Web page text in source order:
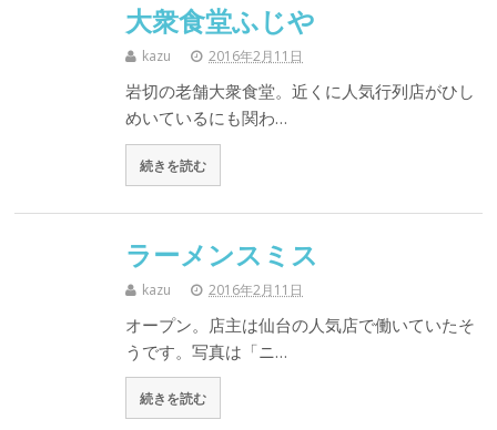
大衆食堂ふじや
kazu 2016年2月11日
岩切の老舗大衆食堂。近くに人気行列店がひし
めいているにも関わ…
続きを読む
ラーメンスミス
kazu 2016年2月11日
オープン。店主は仙台の人気店で働いていたそ
うです。写真は「ニ…
続きを読む